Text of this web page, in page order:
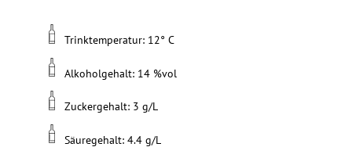
Trinktemperatur: 12° C
Alkoholgehalt: 14 %vol
Zuckergehalt: 3 g/L
Säuregehalt: 4.4 g/L